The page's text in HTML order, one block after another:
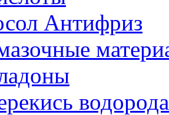
Антифриз
водорода